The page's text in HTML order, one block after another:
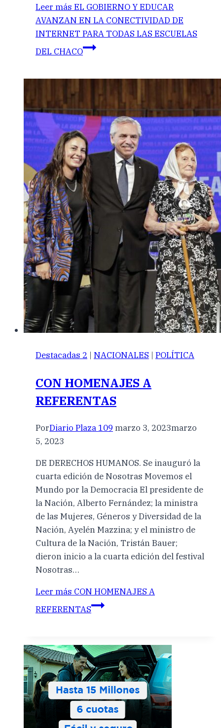
Leer más EL GOBIERNO Y EDUCAR
AVANZAN EN LA CONECTIVIDAD DE
INTERNET PARA TODAS LAS ESCUELAS
DEL CHACO
Destacadas 2 | NACIONALES | POLÍTICA
CON HOMENAJES A
REFERENTAS
PorDiario Plaza 109 marzo 3, 2023marzo
5, 2023
DE DERECHOS HUMANOS. Se inauguró la
cuarta edición de Nosotras Movemos el
Mundo por la Democracia El presidente de
la Nación, Alberto Fernández; la ministra
de las Mujeres, Géneros y Diversidad de la
Nación, Ayelén Mazzina; y el ministro de
Cultura de la Nación, Tristán Bauer;
dieron inicio a la cuarta edición del festival
Nosotras…
Leer más CON HOMENAJES A
REFERENTAS